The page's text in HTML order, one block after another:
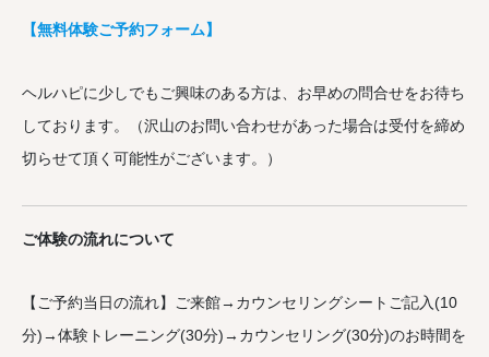
【無料体験ご予約フォーム】
ヘルハピに少しでもご興味のある方は、お早めの問合せをお待ち
しております。（沢山のお問い合わせがあった場合は受付を締め
切らせて頂く可能性がございます。）
ご体験の流れについて
【ご予約当日の流れ】ご来館→カウンセリングシートご記入(10
分)→体験トレーニング(30分)→カウンセリング(30分)のお時間を